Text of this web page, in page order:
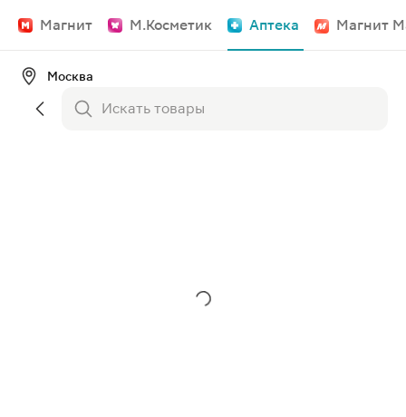
Магнит М.Косметик Аптека Магнит
Москва